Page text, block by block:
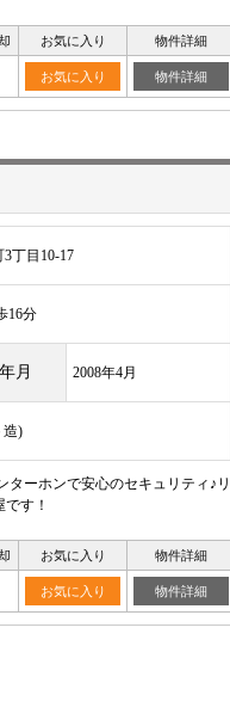
お気に入り 物件詳細
お気に入り 物件詳細
丁目10-17
分
月 2008年4月
造)
ターホンで安心のセキュリティ♪リ
す！
お気に入り 物件詳細
お気に入り 物件詳細